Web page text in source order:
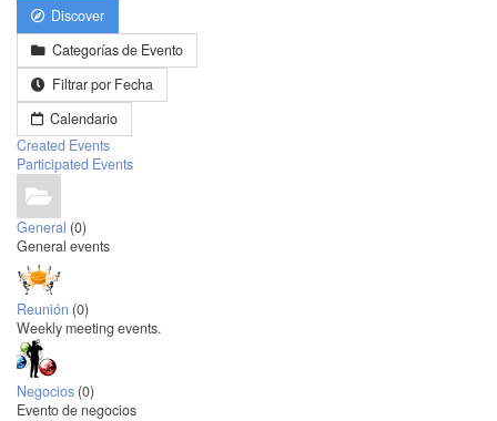
Discover
Categorías de Evento
Filtrar por Fecha
Calendario
Created Events
Participated Events
General (0)
General events
Reunión (0)
Weekly meeting events.
Negocios (0)
Evento de negocios